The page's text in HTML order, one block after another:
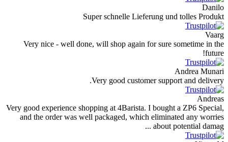
Super schnelle Lieferung
Very nice - well done, will shop again for sure
Very good customer
Very good experience shopping at 4Barista. I
and the order was well packaged, which
about